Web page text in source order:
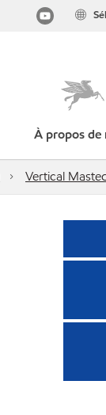
À propos de
Vertical